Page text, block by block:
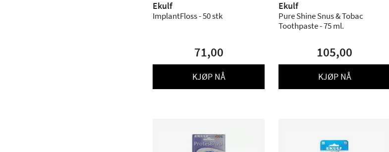
Ekulf
ImplantFloss - 50 stk
71,00
KJØP NÅ
Ekulf
Pure Shine Snus & Tobac
Toothpaste - 75 ml.
105,00
KJØP NÅ